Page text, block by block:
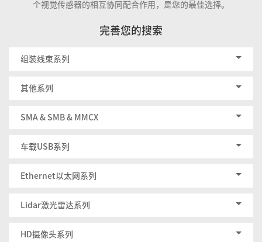
个视觉传感器的相互协同配合作用，是您的最佳选择。
完善您的搜索
组装线束系列
其他系列
SMA & SMB & MMCX
车载USB系列
Ethernet以太网系列
Lidar激光雷达系列
HD摄像头系列